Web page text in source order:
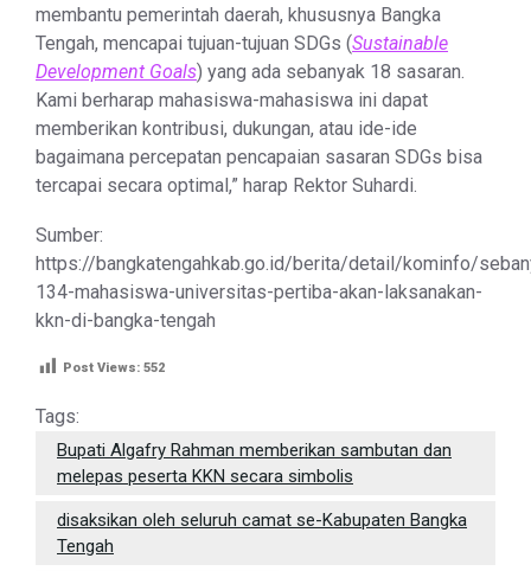
membantu pemerintah daerah, khususnya Bangka
Tengah, mencapai tujuan-tujuan SDGs (Sustainable
Development Goals) yang ada sebanyak 18 sasaran.
Kami berharap mahasiswa-mahasiswa ini dapat
memberikan kontribusi, dukungan, atau ide-ide
bagaimana percepatan pencapaian sasaran SDGs bisa
tercapai secara optimal,” harap Rektor Suhardi.
Sumber:
https://bangkatengahkab.go.id/berita/detail/kominfo/
134-mahasiswa-universitas-pertiba-akan-laksanakan-
kkn-di-bangka-tengah
Post Views: 552
Tags:
Bupati Algafry Rahman memberikan sambutan dan
melepas peserta KKN secara simbolis
disaksikan oleh seluruh camat se-Kabupaten Bangka
Tengah